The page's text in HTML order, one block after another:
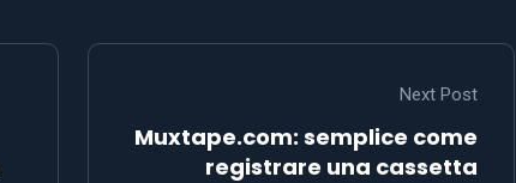
Next Post
Muxtape.com: semplice come
registrare una cassetta